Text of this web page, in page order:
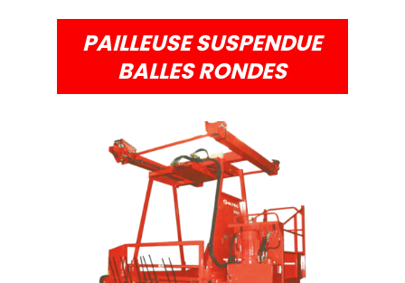
PAILLEUSE SUSPENDUE
BALLES RONDES